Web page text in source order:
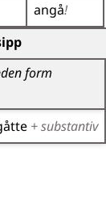
angå!
form
+ substantiv